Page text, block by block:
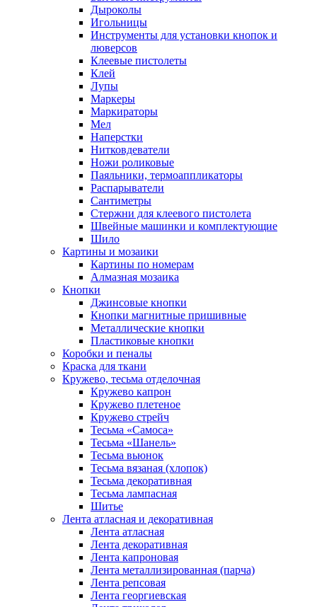
Дыроколы
Игольницы
Инструменты для установки кнопок и
люверсов
Клеевые пистолеты
Клей
Лупы
Маркеры
Маркираторы
Мел
Наперстки
Нитковдеватели
Ножи роликовые
Паяльники, термоаппликаторы
Распарыватели
Сантиметры
Стержни для клеевого пистолета
Швейные машинки и комплектующие
Шило
Картины и мозаики
Картины по номерам
Алмазная мозаика
Кнопки
Джинсовые кнопки
Кнопки магнитные пришивные
Металлические кнопки
Пластиковые кнопки
Коробки и пеналы
Краска для ткани
Кружево, тесьма отделочная
Кружево капрон
Кружево плетеное
Кружево стрейч
Тесьма «Самоса»
Тесьма «Шанель»
Тесьма вьюнок
Тесьма вязаная (хлопок)
Тесьма декоративная
Тесьма лампасная
Шитье
Лента атласная и декоративная
Лента атласная
Лента декоративная
Лента капроновая
Лента металлизированная (парча)
Лента репсовая
Лента георгиевская